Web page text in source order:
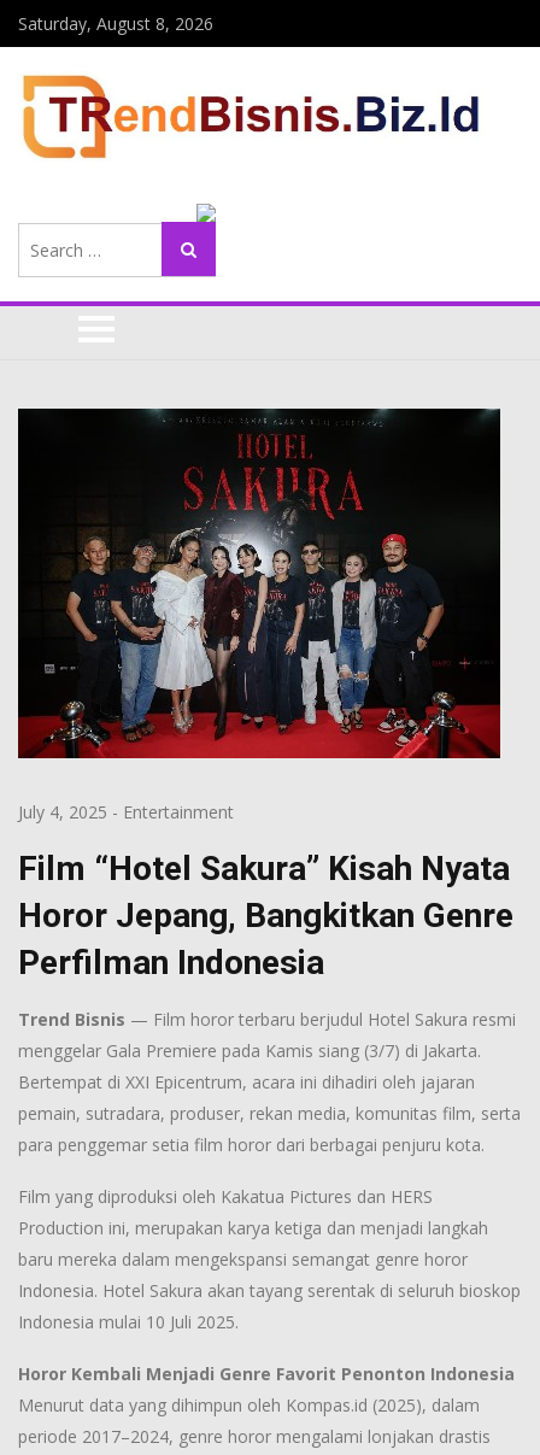
Saturday, August 8, 2026
for:
Search
July 4, 2025 - Entertainment
Film “Hotel Sakura” Kisah Nyata
Horor Jepang, Bangkitkan Genre
Perfilman Indonesia
Trend Bisnis — Film horor terbaru berjudul Hotel Sakura resmi
menggelar Gala Premiere pada Kamis siang (3/7) di Jakarta.
Bertempat di XXI Epicentrum, acara ini dihadiri oleh jajaran
pemain, sutradara, produser, rekan media, komunitas film, serta
para penggemar setia film horor dari berbagai penjuru kota.
Film yang diproduksi oleh Kakatua Pictures dan HERS
Production ini, merupakan karya ketiga dan menjadi langkah
baru mereka dalam mengekspansi semangat genre horor
Indonesia. Hotel Sakura akan tayang serentak di seluruh bioskop
Indonesia mulai 10 Juli 2025.
Horor Kembali Menjadi Genre Favorit Penonton Indonesia
Menurut data yang dihimpun oleh Kompas.id (2025), dalam
periode 2017–2024, genre horor mengalami lonjakan drastis